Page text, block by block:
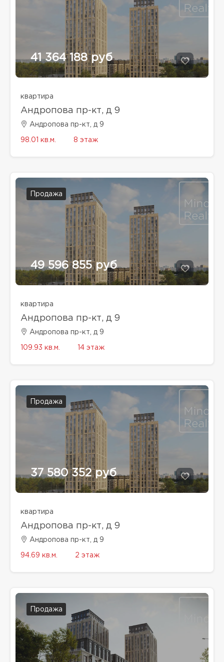
41 364 188 руб
квартира
Андропова пр-кт, д 9
Андропова пр-кт, д 9
98.01 кв.м. 8 этаж
Продажа
49 596 855 руб
квартира
Андропова пр-кт, д 9
Андропова пр-кт, д 9
109.93 кв.м. 14 этаж
Продажа
37 580 352 руб
квартира
Андропова пр-кт, д 9
Андропова пр-кт, д 9
94.69 кв.м. 2 этаж
Продажа